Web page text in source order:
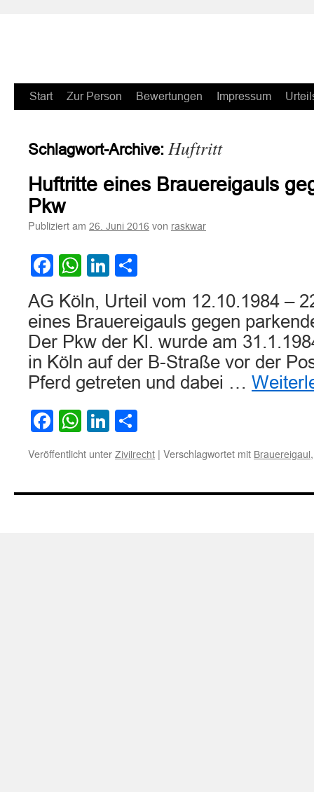
Zum
springen
Start Zur Person Bewertungen Impressum
Schlagwort-Archive: Huftritt
Huftritte eines Brauereigauls
Pkw
Publiziert am 26. Juni 2016 von raskwar
Facebook
WhatsApp
LinkedIn
AG Köln, Urteil vom 12.10.1984 –
eines Brauereigauls gegen
Der Pkw der Kl. wurde am
in Köln auf der B-Straße vor der
Pferd getreten und dabei …
Facebook
WhatsApp
LinkedIn
Veröffentlicht unter Zivilrecht | Verschlagwortet mit Brauereigaul